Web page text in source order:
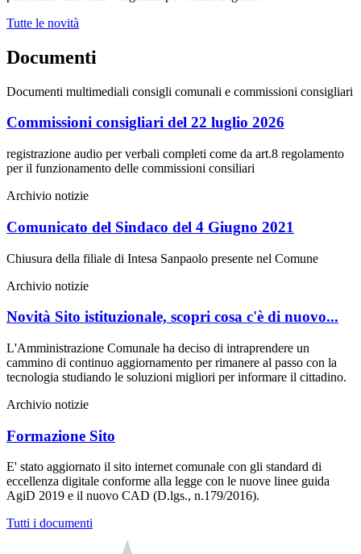
Tutte le novità
Documenti
Documenti multimediali consigli comunali e commissioni consigliari
Commissioni consigliari del 22 luglio 2026
registrazione audio per verbali completi come da art.8 regolamento
per il funzionamento delle commissioni consiliari
Archivio notizie
Comunicato del Sindaco del 4 Giugno 2021
Chiusura della filiale di Intesa Sanpaolo presente nel Comune
Archivio notizie
Novità Sito istituzionale, scopri cosa c'è di nuovo...
L'Amministrazione Comunale ha deciso di intraprendere un
cammino di continuo aggiornamento per rimanere al passo con la
tecnologia studiando le soluzioni migliori per informare il cittadino.
Archivio notizie
Formazione Sito
E' stato aggiornato il sito internet comunale con gli standard di
eccellenza digitale conforme alla legge con le nuove linee guida
AgiD 2019 e il nuovo CAD (D.lgs., n.179/2016).
Tutti i documenti